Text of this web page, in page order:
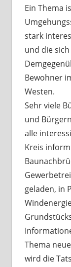
Ein Thema
stark
und die
Bewohner
Westen.
Sehr viele
und
alle
Kreis
geladen, in
Thema
wird die